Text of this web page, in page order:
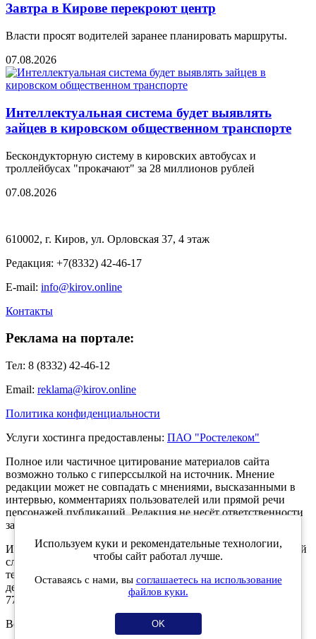
Завтра в Кирове перекроют центр
Власти просят водителей заранее планировать маршруты.
07.08.2026
Интеллектуальная система будет выявлять
зайцев в кировском общественном транспорте
Бескондукторную систему в кировских автобусах и
троллейбусах "прокачают" за 28 миллионов рублей
07.08.2026
610002, г. Киров, ул. Орловская 37, 4 этаж
Редакция: +7(8332) 42-46-17
E-mail: info@kirov.online
Контакты
Реклама на портале:
Тел: 8 (8332) 42-46-12
Email: reklama@kirov.online
Политика конфиденциальности
Услуги хостинга предоставлены: ПАО "Ростелеком"
Полное или частичное цитирование материалов сайта
возможно только с гиперссылкой на источник. Мнение
редакции может не совпадать с мнениями, высказанными в
интервью, комментариях пользователей или прямой речи
персонажей публикаций. Редакция не несёт ответственности
за текст комментариев читателей.
Интернет-портал Kirov.online зарегистрирован в Федеральной
службе по надзору в сфере связи, информационных
технологий и массовых коммуникаций (Роскомнадзор) 5
декабря 2019 года. Регистрационный номер ЭЛ № ФС 77 -
77189.
Возрастное ограничение 12+
Используем куки и рекомендательные технологии,
чтобы сайт работал лучше.
Оставаясь с нами, вы соглашаетесь на использование
файлов куки.
OK